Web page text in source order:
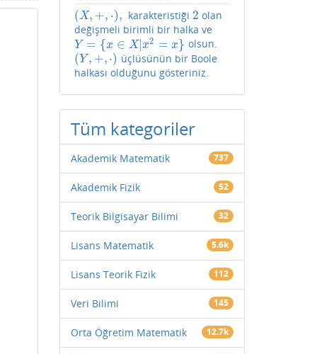
(X, +, ⋅),
(X,+, ), karakteristiği 2
2 olan
değişmeli birimli bir halka ve
Y = {x ∈ X|x2 = x}
Y= {x∈X| x2 =x} olsun.
(Y, +,⋅)
(Y,+, ⋅)
üçlüsünün bir Boole
halkası olduğunu gösteriniz.
Tüm kategoriler
Akademik Matematik 737
Akademik Fizik 52
Teorik Bilgisayar Bilimi 32
Lisans Matematik 5.6k
Lisans Teorik Fizik 112
Veri Bilimi 145
Orta Öğretim Matematik 12.7k